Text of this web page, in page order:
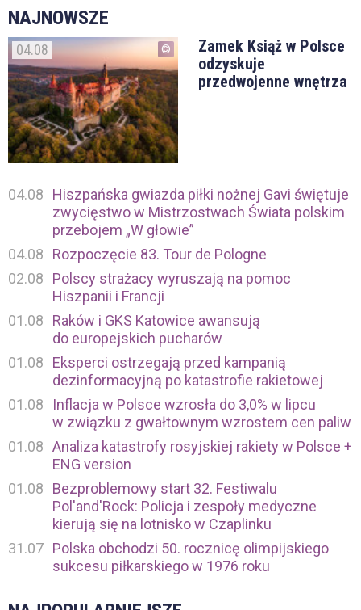
NAJNOWSZE
04.08
Zamek Książ w Polsce
odzyskuje
przedwojenne wnętrza
04.08
Hiszpańska gwiazda piłki nożnej Gavi świętuje
zwycięstwo w Mistrzostwach Świata polskim
przebojem „W głowie”
04.08
Rozpoczęcie 83. Tour de Pologne
02.08
Polscy strażacy wyruszają na pomoc
Hiszpanii i Francji
01.08
Raków i GKS Katowice awansują
do europejskich pucharów
01.08
Eksperci ostrzegają przed kampanią
dezinformacyjną po katastrofie rakietowej
01.08
Inflacja w Polsce wzrosła do 3,0% w lipcu
w związku z gwałtownym wzrostem cen paliw
01.08 Analiza katastrofy rosyjskiej rakiety w Polsce +
ENG version
01.08
Bezproblemowy start 32. Festiwalu
Pol'and'Rock: Policja i zespoły medyczne
kierują się na lotnisko w Czaplinku
31.07 Polska obchodzi 50. rocznicę olimpijskiego
sukcesu piłkarskiego w 1976 roku